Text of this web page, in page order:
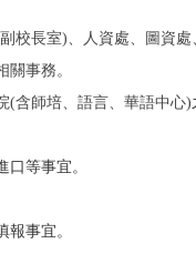
校長室)、人資處、圖資處
關事務。
(含師培、語言、華語中心)
等事宜。
事宜。